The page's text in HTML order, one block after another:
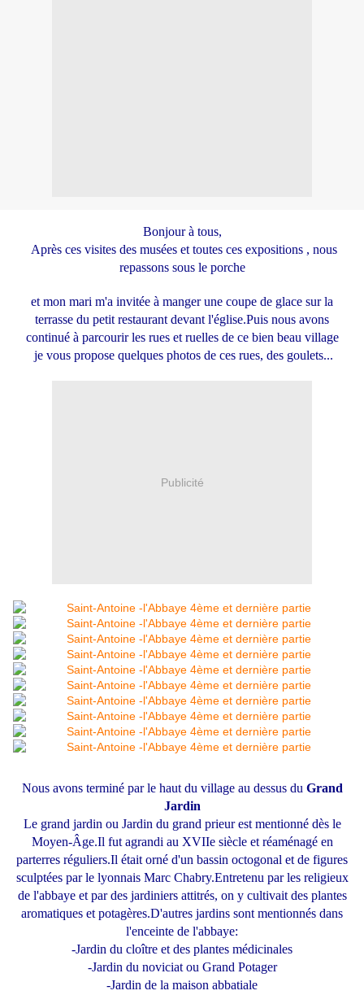
Bonjour à tous,
Après ces visites des musées et toutes ces expositions , nous
repassons sous le porche
et mon mari m'a invitée à manger une coupe de glace sur la
terrasse du petit restaurant devant l'église.Puis nous avons
continué à parcourir les rues et ruelles de ce bien beau village
je vous propose quelques photos de ces rues, des goulets...
Publicité
Nous avons terminé par le haut du village au dessus du Grand
Jardin
Le grand jardin ou Jardin du grand prieur est mentionné dès le
Moyen-Âge.Il fut agrandi au XVIIe siècle et réaménagé en
parterres réguliers.Il était orné d'un bassin octogonal et de figures
sculptées par le lyonnais Marc Chabry.Entretenu par les religieux
de l'abbaye et par des jardiniers attitrés, on y cultivait des plantes
aromatiques et potagères.D'autres jardins sont mentionnés dans
l'enceinte de l'abbaye:
-Jardin du cloître et des plantes médicinales
-Jardin du noviciat ou Grand Potager
-Jardin de la maison abbatiale